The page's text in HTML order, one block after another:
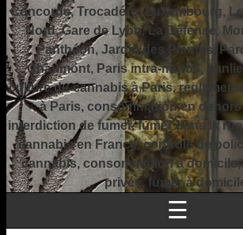
Concorde, Trocadéro, Luxembourg,
Nord, Gare de Lyon, La Défense,
Panthéon, Jardin des Plantes,
Chaumont, Paris intra-muros,
culture du cannabis à Paris,
à Paris, consommation en
interdiction de fumer, fumer dans la
cannabis en France, contrôle de
cannabis, consommation à
privée, fumer à
☰